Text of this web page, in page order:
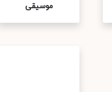
موسیقی